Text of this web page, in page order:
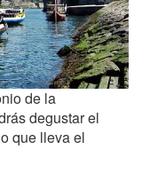
de la
degustar el
que lleva el